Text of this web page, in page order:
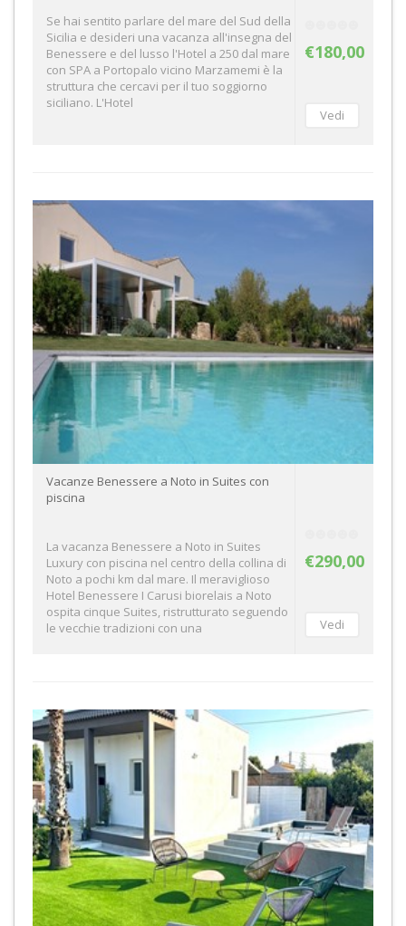
€180,00
Se hai sentito parlare del mare del Sud della
Sicilia e desideri una vacanza all'insegna del
Benessere e del lusso l'Hotel a 250 dal mare
con SPA a Portopalo vicino Marzamemi è la
struttura che cercavi per il tuo soggiorno
siciliano. L'Hotel
€290,00
Vacanze Benessere a Noto in Suites con
piscina
La vacanza Benessere a Noto in Suites
Luxury con piscina nel centro della collina di
Noto a pochi km dal mare. Il meraviglioso
Hotel Benessere I Carusi biorelais a Noto
ospita cinque Suites, ristrutturato seguendo
le vecchie tradizioni con una